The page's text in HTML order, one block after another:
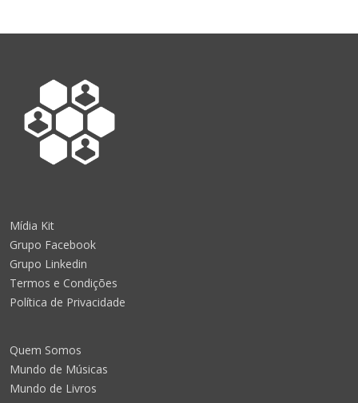
Mídia Kit
Grupo Facebook
Grupo Linkedin
Termos e Condições
Política de Privacidade
Quem Somos
Mundo de Músicas
Mundo de Livros